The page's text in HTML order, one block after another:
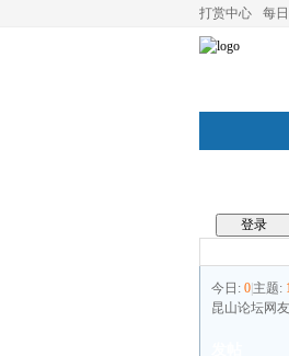
打赏中心 每
登录
今日: 0 主题:
昆山论坛网